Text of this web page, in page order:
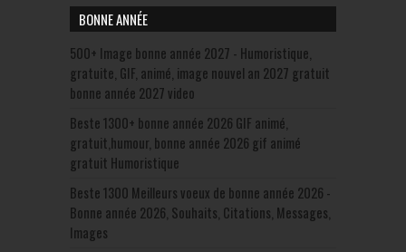
BONNE ANNÉE
500+ Image bonne année 2027 - Humoristique,
gratuite, GIF, animé, image nouvel an 2027 gratuit
bonne année 2027 video
Beste 1300+ bonne année 2026 GIF animé,
gratuit,humour, bonne année 2026 gif animé
gratuit Humoristique
Beste 1300 Meilleurs voeux de bonne année 2026 -
Bonne année 2026, Souhaits, Citations, Messages,
Images